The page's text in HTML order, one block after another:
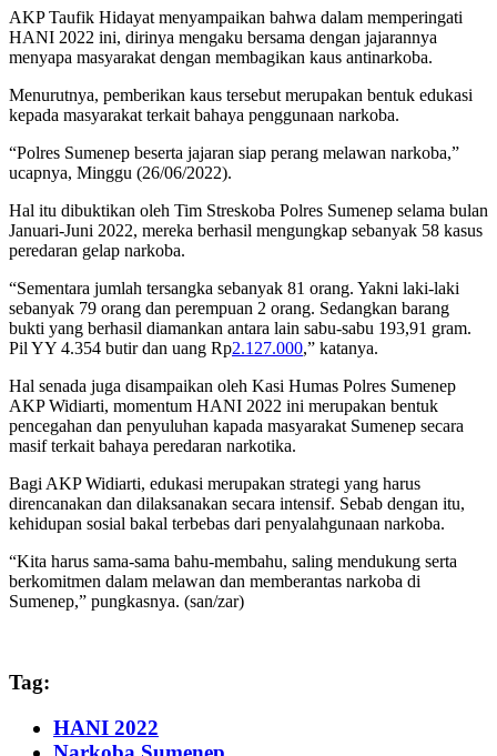
AKP Taufik Hidayat menyampaikan bahwa dalam memperingati
HANI 2022 ini, dirinya mengaku bersama dengan jajarannya
menyapa masyarakat dengan membagikan kaus antinarkoba.
Menurutnya, pemberikan kaus tersebut merupakan bentuk edukasi
kepada masyarakat terkait bahaya penggunaan narkoba.
“Polres Sumenep beserta jajaran siap perang melawan narkoba,”
ucapnya, Minggu (26/06/2022).
Hal itu dibuktikan oleh Tim Streskoba Polres Sumenep selama bulan
Januari-Juni 2022, mereka berhasil mengungkap sebanyak 58 kasus
peredaran gelap narkoba.
“Sementara jumlah tersangka sebanyak 81 orang. Yakni laki-laki
sebanyak 79 orang dan perempuan 2 orang. Sedangkan barang
bukti yang berhasil diamankan antara lain sabu-sabu 193,91 gram.
Pil YY 4.354 butir dan uang Rp2.127.000,” katanya.
Hal senada juga disampaikan oleh Kasi Humas Polres Sumenep
AKP Widiarti, momentum HANI 2022 ini merupakan bentuk
pencegahan dan penyuluhan kapada masyarakat Sumenep secara
masif terkait bahaya peredaran narkotika.
Bagi AKP Widiarti, edukasi merupakan strategi yang harus
direncanakan dan dilaksanakan secara intensif. Sebab dengan itu,
kehidupan sosial bakal terbebas dari penyalahgunaan narkoba.
“Kita harus sama-sama bahu-membahu, saling mendukung serta
berkomitmen dalam melawan dan memberantas narkoba di
Sumenep,” pungkasnya. (san/zar)
Tag:
HANI 2022